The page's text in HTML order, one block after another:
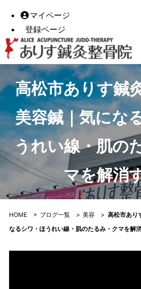
マイページ
登録ページ
高松市ありす鍼灸整骨院の美容鍼｜
高松市ありす鍼
美容鍼｜気にな
うれい線・肌の
マを解消
HOME> ブログ一覧 > 美容 > 高松市あり
なるシワ・ほうれい線・肌のたるみ・クマを解